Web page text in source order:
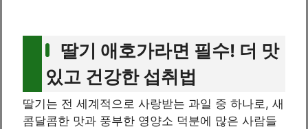
딸기 애호가라면 필수! 더 맛
있고 건강한 섭취법
딸기는 전 세계적으로 사랑받는 과일 중 하나로, 새
콤달콤한 맛과 풍부한 영양소 덕분에 많은 사람들